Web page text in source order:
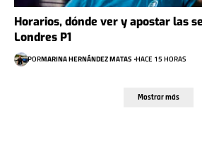
Horarios, dónde ver y apostar las
Londres P1
PORMARINA HERNÁNDEZ MATAS HACE 15 HORAS
Mostrar más